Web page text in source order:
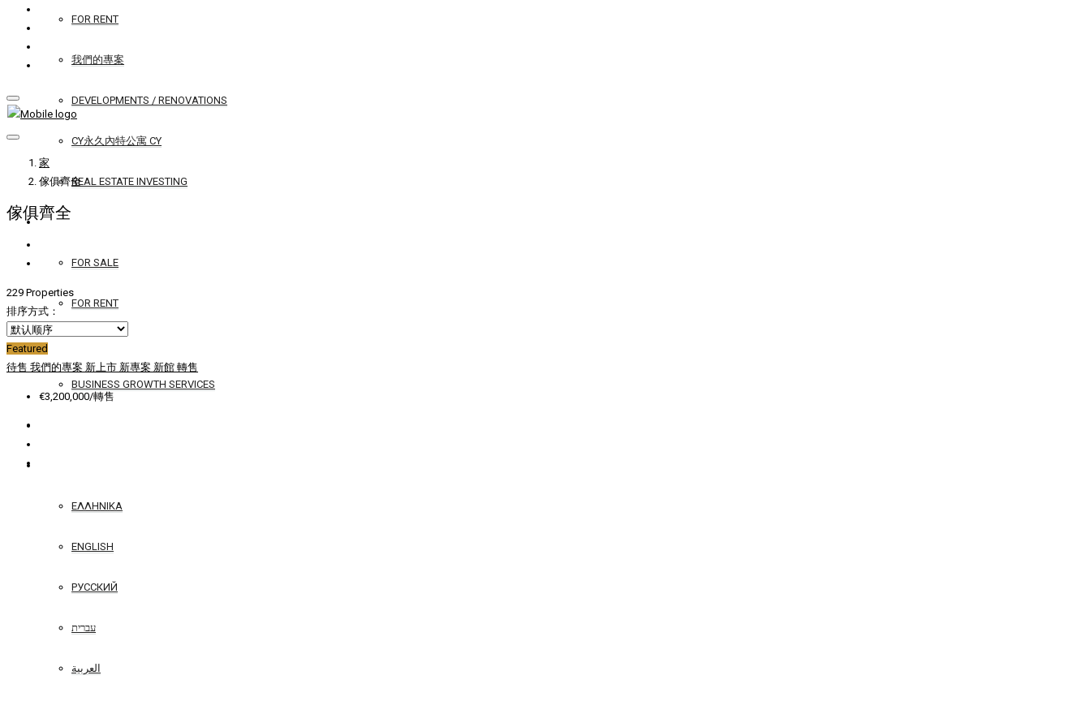
FOR RENT
我們的專案
DEVELOPMENTS / RENOVATIONS
CY永久內特公寓 CY
REAL ESTATE INVESTING
YACHTS
FOR SALE
FOR RENT
SERVICES
BUSINESS GROWTH SERVICES
ΕΛΛΗΝΙΚΆ
ENGLISH
РУССКИЙ
עברית
العربية
家
傢俱齊全
傢俱齊全
229 Properties
排序方式：
Featured
待售 我們的專案 新上市 新專案 新館 轉售
€3,200,000/轉售